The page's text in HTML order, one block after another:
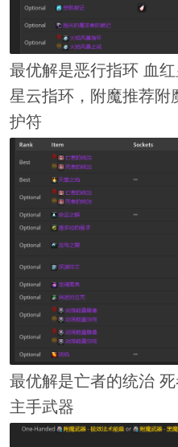
最优解是恶行指环 血红
星云指环，附魔推荐附
护符
最优解是亡者的统治
主手武器